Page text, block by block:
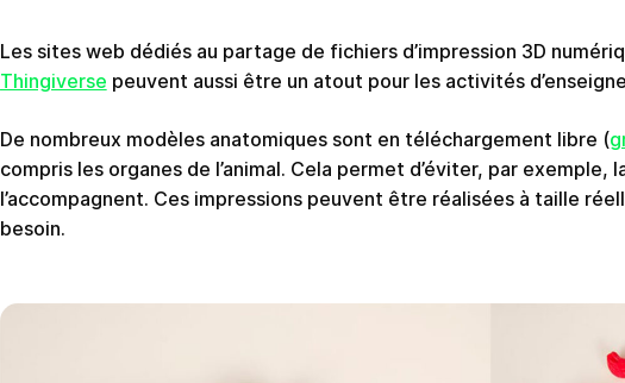
Les sites web dédiés au partage de fichiers d’impression 3D
Thingiverse peuvent aussi être un atout pour les activités
De nombreux modèles anatomiques sont en téléchargement libre (
compris les organes de l’animal. Cela permet d’éviter, par
l’accompagnent. Ces impressions peuvent être réalisées à taille
besoin.